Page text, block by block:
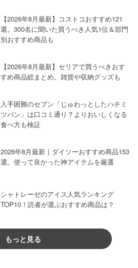
【2026年8月最新】コストコおすすめ121
選。300名に聞いた買うべき人気1位＆部門
別おすすめ商品も
【2026年8月最新】セリアで買うべきおす
すめ商品総まとめ。雑貨や収納グッズも
入手困難のセブン「じゅわっとしたハチミ
ツパン」は口コミ通り？よりおいしくなる
食べ方も検証
2026年8月最新｜ダイソーおすすめ商品153
選。使って良かった神アイテムを厳選
シャトレーゼのアイス人気ランキング
TOP10！読者が選ぶおすすめ商品は？
もっと見る